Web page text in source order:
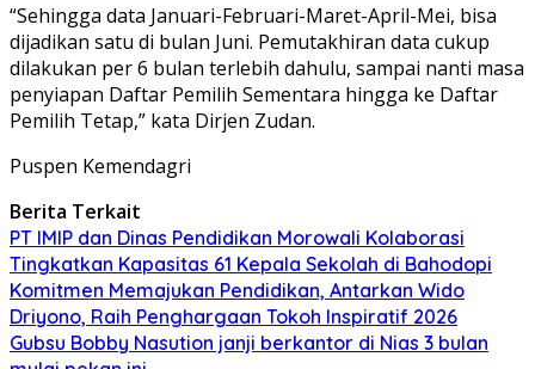
“Sehingga data Januari-Februari-Maret-April-Mei, bisa
dijadikan satu di bulan Juni. Pemutakhiran data cukup
dilakukan per 6 bulan terlebih dahulu, sampai nanti masa
penyiapan Daftar Pemilih Sementara hingga ke Daftar
Pemilih Tetap,” kata Dirjen Zudan.
Puspen Kemendagri
Berita Terkait
PT IMIP dan Dinas Pendidikan Morowali Kolaborasi
Tingkatkan Kapasitas 61 Kepala Sekolah di Bahodopi
Komitmen Memajukan Pendidikan, Antarkan Wido
Driyono, Raih Penghargaan Tokoh Inspiratif 2026
Gubsu Bobby Nasution janji berkantor di Nias 3 bulan